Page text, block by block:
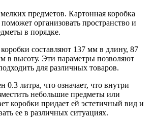
предметов. Картонная коробка
организовать пространство и
в порядке.
составляют 137 мм в длину, 87
в высоту. Эти параметры позволяют
для различных товаров.
0.3 литра, что означает, что внутри
небольшие предметы или
коробки придает ей эстетичный вид и
ее в различных ситуациях.